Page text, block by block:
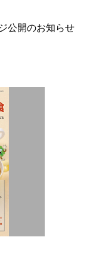
公開のお知らせ